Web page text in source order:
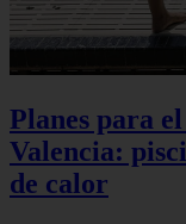
Planes para
Valencia:
de calor